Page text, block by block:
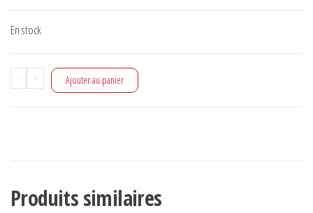
En stock
-
quantité
piaggio
+ Ajouter au panier
Produits similaires